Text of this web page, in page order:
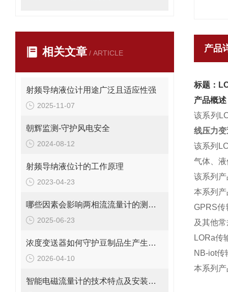
相关文章 / ARTICLE
射频导纳液位计用途广泛且适应性强
2025-11-07
朝辉监测-守护风电安全
2024-08-12
射频导纳液位计的工作原理
2023-04-23
哪些因素会影响两相流流量计的测量精度？
2025-06-23
浓度变送器如何守护豆制品生产生命线？
2026-04-10
智能电磁流量计的技术特点及安装要求
产品
标题：
产品概述
该系列
线压力
该系列
气体、
该系列
本系列
GPRS传
及其他
LORa传
NB-iot传
本系列